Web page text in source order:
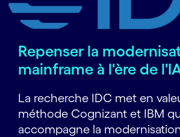
Repenser la
mainframe à l'ère de
La recherche IDC met en
méthode Cognizant et IBM
accompagne la